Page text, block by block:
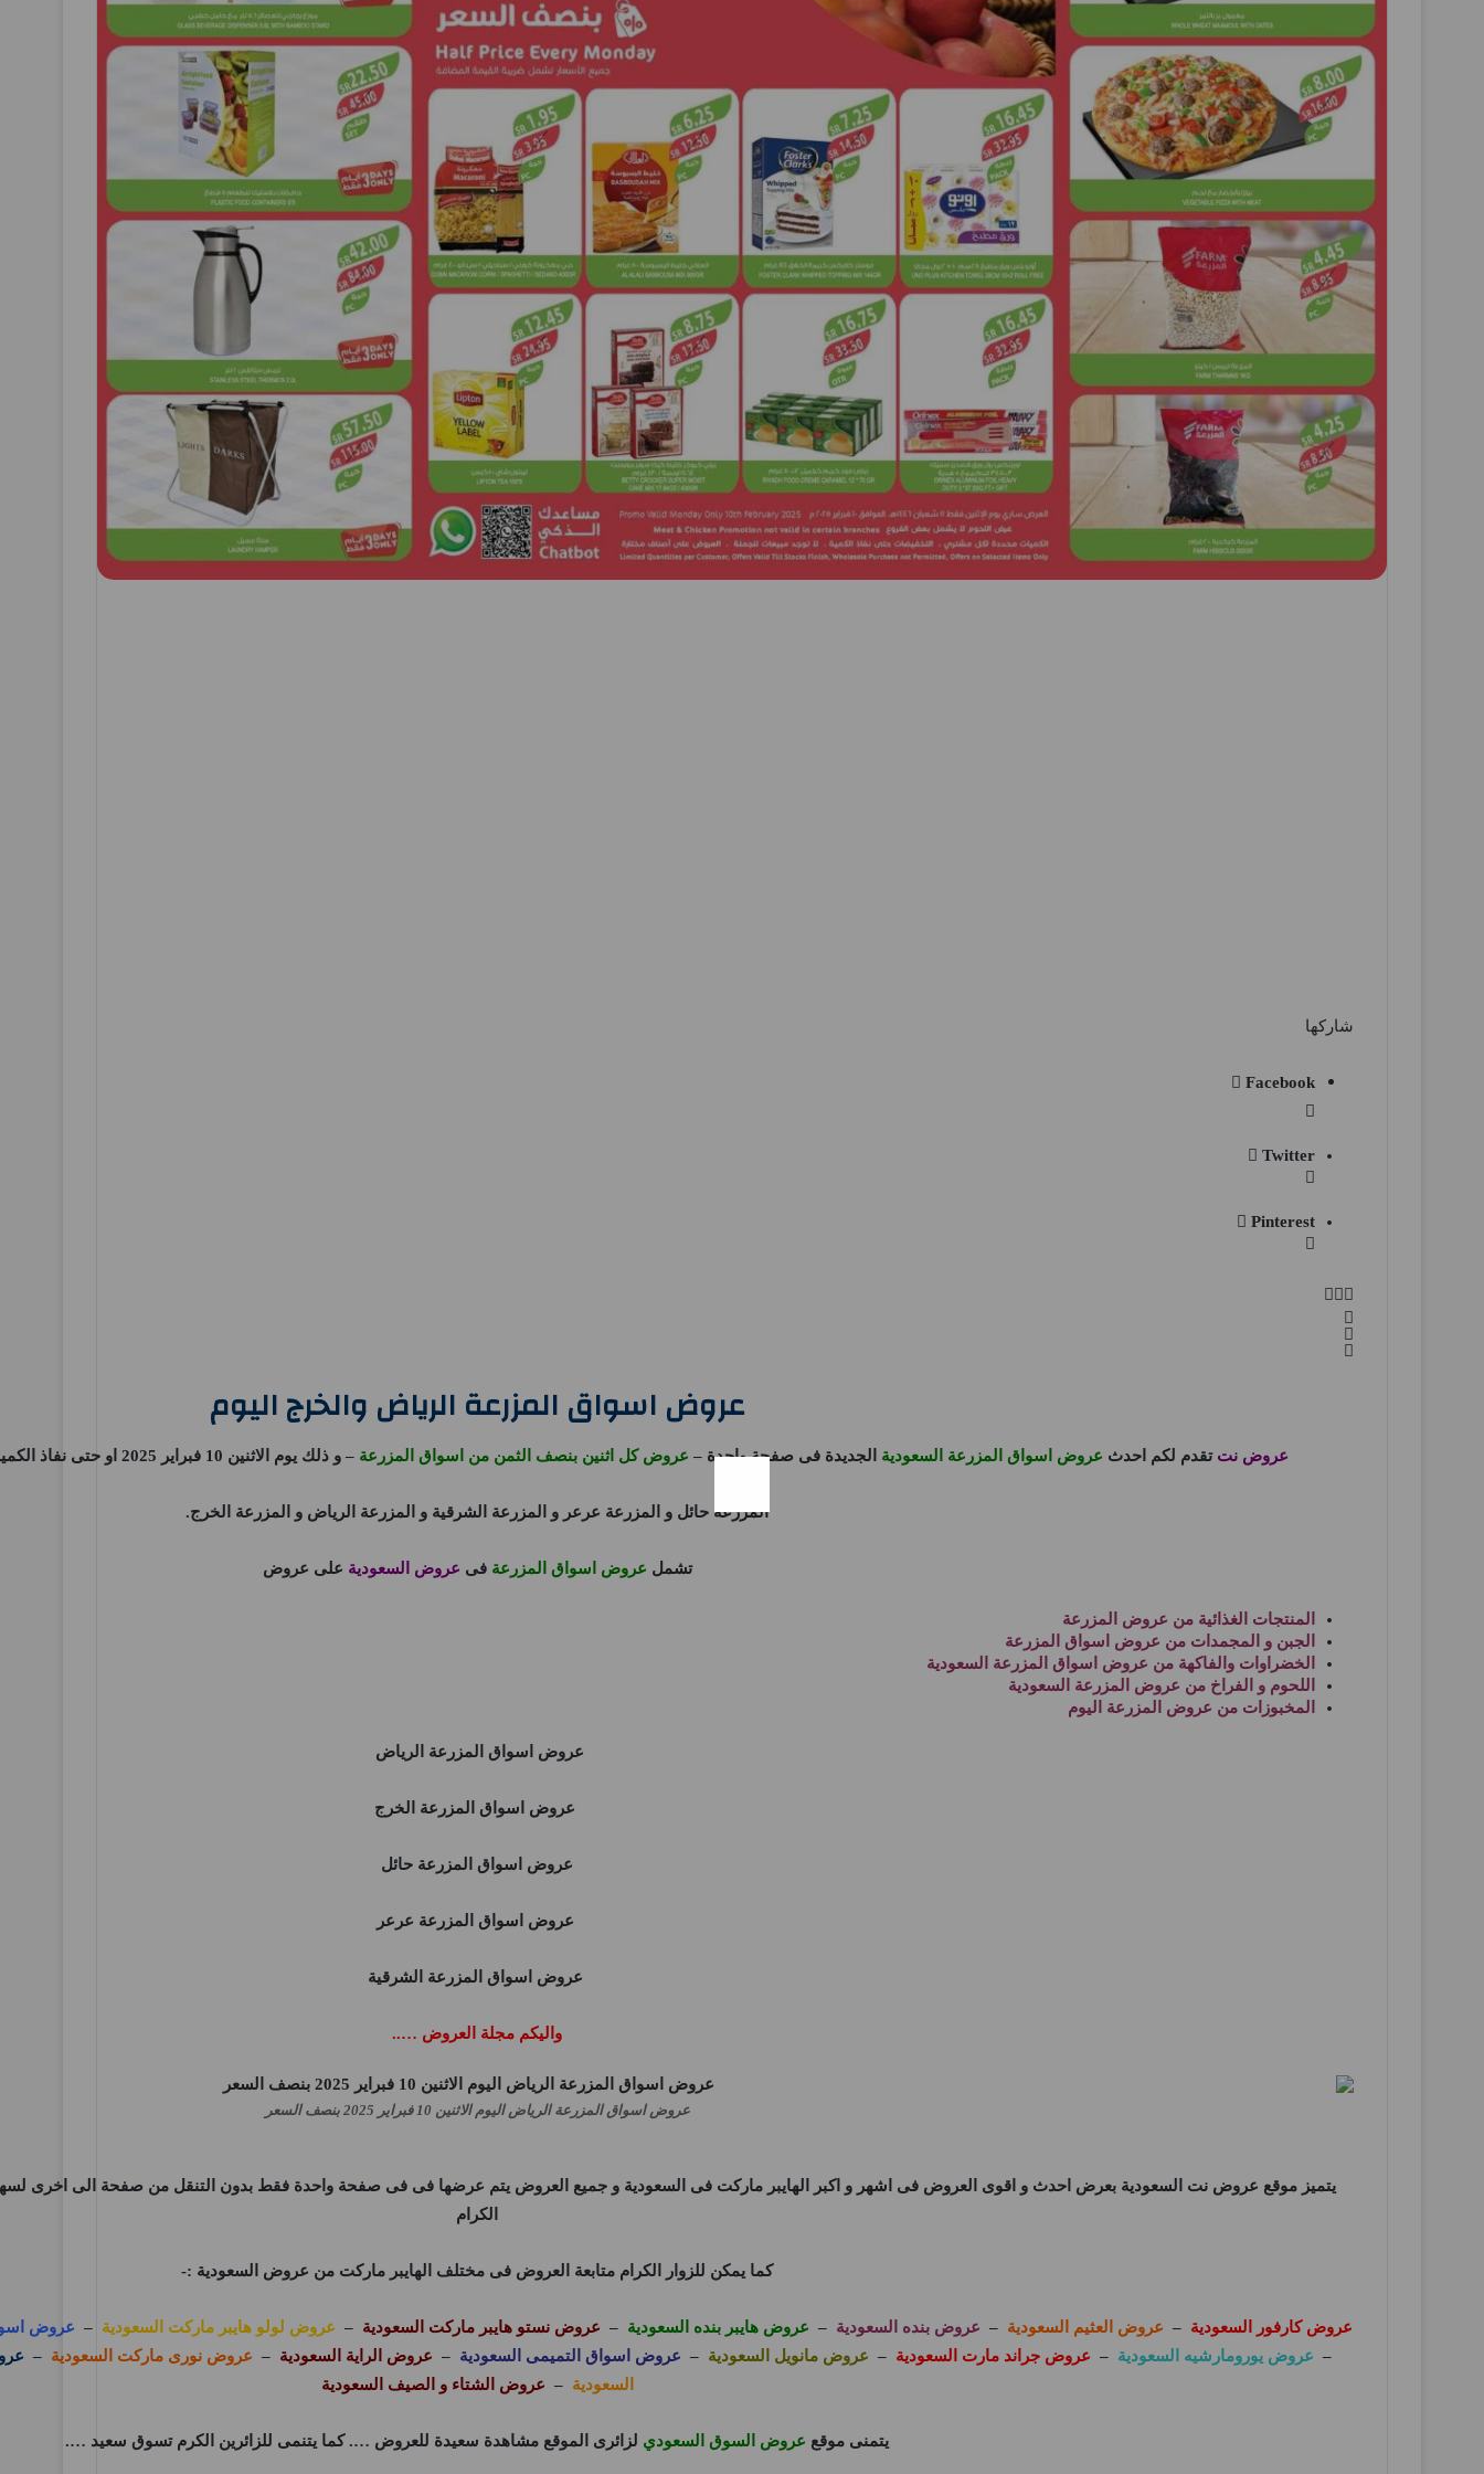
شاركها
Facebook
Twitter
Pinterest
عروض اسواق المزرعة الرياض والخرج اليوم
عروض نت تقدم لكم احدث عروض اسواق المزرعة السعودية الجديدة فى صفحة واحدة – عروض كل اثنين بنصف الثمن من اسواق المزرعة – و ذلك يوم الاثنين 10 فبراير 2025 او حتى نفاذ الكمية من
المزرعة حائل و المزرعة عرعر و المزرعة الشرقية و المزرعة الرياض و المزرعة الخرج.
تشمل عروض اسواق المزرعة فى عروض السعودية على عروض
المنتجات الغذائية من عروض المزرعة
الجبن و المجمدات من عروض اسواق المزرعة
الخضراوات والفاكهة من عروض اسواق المزرعة السعودية
اللحوم و الفراخ من عروض المزرعة السعودية
المخبوزات من عروض المزرعة اليوم
عروض اسواق المزرعة الرياض
عروض اسواق المزرعة الخرج
عروض اسواق المزرعة حائل
عروض اسواق المزرعة عرعر
عروض اسواق المزرعة الشرقية
واليكم مجلة العروض …..
عروض اسواق المزرعة الرياض اليوم الاثنين 10 فبراير 2025 بنصف السعر
يتميز موقع عروض نت السعودية بعرض احدث و اقوى العروض فى اشهر و اكبر الهايبر ماركت فى السعودية و جميع العروض يتم عرضها فى فى صفحة واحدة فقط بدون التنقل من صفحة الى اخرى
الكرام
كما يمكن للزوار الكرام متابعة العروض فى مختلف الهايبر ماركت من عروض السعودية :-
عروض كارفور السعودية – عروض العثيم السعودية – عروض بنده السعودية – عروض هايبر بنده السعودية – عروض نستو هايبر ماركت السعودية – عروض لولو هايبر ماركت السعودية – عروض
– عروض يورومارشيه السعودية – عروض جراند مارت السعودية – عروض مانويل السعودية – عروض اسواق التميمى السعودية – عروض الراية السعودية – عروض نورى ماركت السعودية –
السعودية
– عروض الشتاء و الصيف السعودية
يتمنى موقع عروض السوق السعودي لزائرى الموقع مشاهدة سعيدة للعروض …. كما يتنمى للزائرين الكرم تسوق سعيد ….